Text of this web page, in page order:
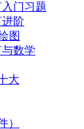
入门习题
进阶
图
与数学
大
）